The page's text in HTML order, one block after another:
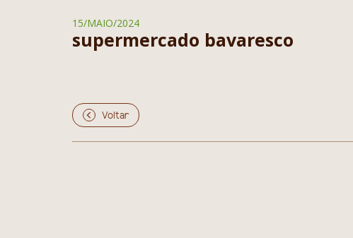
15/MAIO/2024
supermercado bavaresco
Voltar